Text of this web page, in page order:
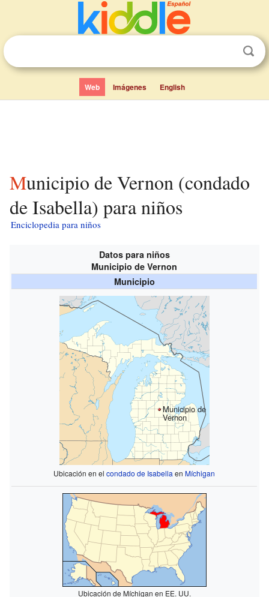
Web Imágenes English
Municipio de Vernon (condado
de Isabella) para niños
Enciclopedia para niños
Datos para niños
Municipio de Vernon
Municipio
Municipio de
Vernon
Ubicación en elcondado de Isabella enMíchigan
Ubicación de Míchigan en EE. UU.